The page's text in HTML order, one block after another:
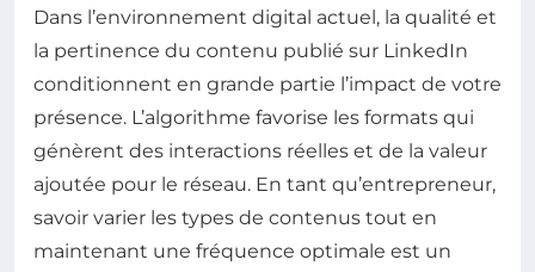
Dans l’environnement digital actuel, la qualité et
la pertinence du contenu publié sur LinkedIn
conditionnent en grande partie l’impact de votre
présence. L’algorithme favorise les formats qui
génèrent des interactions réelles et de la valeur
ajoutée pour le réseau. En tant qu’entrepreneur,
savoir varier les types de contenus tout en
maintenant une fréquence optimale est un